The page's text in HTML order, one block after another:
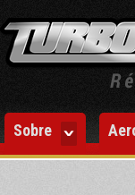
Sobre